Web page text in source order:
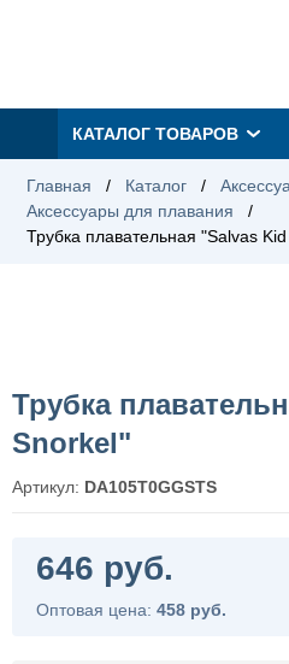
КАТАЛОГ ТОВАРОВ
Главная / Каталог /
Аксессуары для плавания
/
Трубка плавательная "Salvas
Трубка
Snorkel"
Артикул: DA105T0GGSTS
646 руб.
Оптовая цена: 458 руб.